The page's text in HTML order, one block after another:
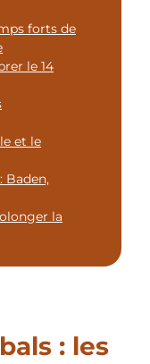
forts de
le 14
et le
Baden,
la
: les